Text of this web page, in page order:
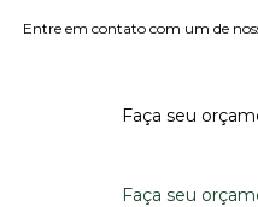
Entre em contato com um de
Faça seu
Faça seu